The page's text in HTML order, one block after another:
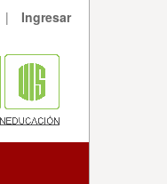
| Ingresar